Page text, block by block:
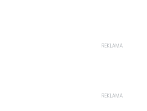
REKLAMA
REKLAMA